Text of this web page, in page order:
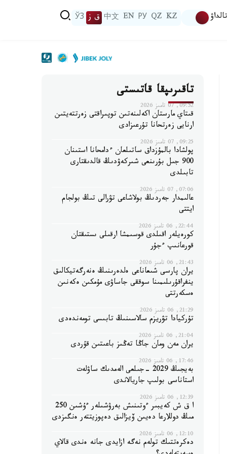
تالداۋ KZ
QZ
РУ
EN
中文 ق ز ЎЗ
تاقىرىپقا قاتىستى
09:52, 07 تامىز 2026
قىتاي مارستان اكەلىنەتىن توپىراقتى زەرتتەيتىن
ارنايى زەرتحانا تۇرعىزادى
09:25, 07 تامىز 2026
پولشادا بالمۇزداق ساتىلعان ءدامحانا استىنان
900 جىل بۇرىنعى شىركەۋدىڭ قالدىقتارى
تابىلدى
07:06, 07 تامىز 2026
عالىمدار جەردىڭ بولاشاعى تۋرالى تىڭ بولجام
ايتتى
22:44, 06 تامىز 2026
كورەيلەر اقىلدى قوسىمشا ارقىلى ىستىقتان
قورعانىپ ءجۇر
21:43, 06 تامىز 2026
يران پارسى شىعاناعى ەلدەرىنىڭ ەنەرگەتيكالىق
ينفراقۇرىلىمىنا سوققى جاساۋى مۇمكىن ەكەنىن
ەسكەرتتى
21:29, 06 تامىز 2026
تۇركيادا تۋريزم سالاسىنىڭ تابىسى تومەندەدى
21:04, 06 تامىز 2026
يران مەن ومان جاڭا تەڭىز باعىتىن قۇردى
17:46, 06 تامىز 2026
بەيجىڭ 2029 -جىلعى الەمدىك ساۋلەت
استاناسى بولىپ جاريالاندى
12:39, 06 تامىز 2026
ا ق ش كەيبىر ءوتىنىش بەرۋشىلەر ءۇشىن 250
مىڭ دوللارعا دەيىن ۆيزالىق دەپوزيتتەر ەنگىزدى
12:10, 06 تامىز 2026
دەكرەتتىك تولەم نەگە ازايدى جانە ەندى قالاي